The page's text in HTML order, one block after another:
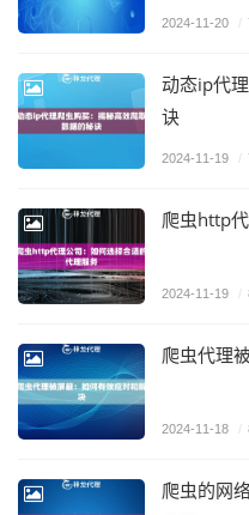
2024-11-20 /
动态ip代
诀
2024-11-19 /
爬虫http
2024-11-19 /
爬虫代理
2024-11-18 /
爬虫的网